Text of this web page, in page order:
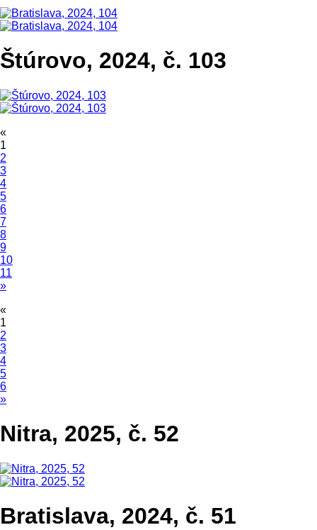
Štúrovo, 2024, č. 103
«
1
2
3
4
5
6
7
8
9
10
11
»
«
1
2
3
4
5
6
»
Nitra, 2025, č. 52
Bratislava, 2024, č. 51